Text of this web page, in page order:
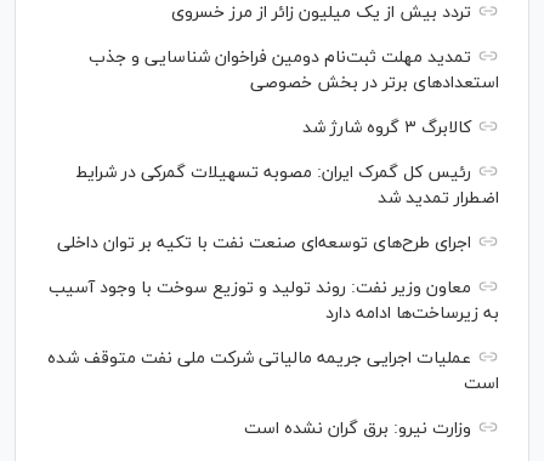
تردد بیش از یک میلیون زائر از مرز خسروی
تمدید مهلت ثبت‌نام دومین فراخوان شناسایی و جذب
استعداد‌های برتر در بخش خصوصی
کالابرگ ۳ گروه شارژ شد
رئیس کل گمرک ایران: مصوبه تسهیلات گمرکی در شرایط
اضطرار تمدید شد
اجرای طرح‌های توسعه‌ای صنعت نفت با تکیه بر توان داخلی
معاون وزیر نفت: روند تولید و توزیع سوخت با وجود آسیب
به زیرساخت‌ها ادامه دارد
عملیات اجرایی جریمه مالیاتی شرکت ملی نفت متوقف شده
است
وزارت نیرو: برق گران نشده است